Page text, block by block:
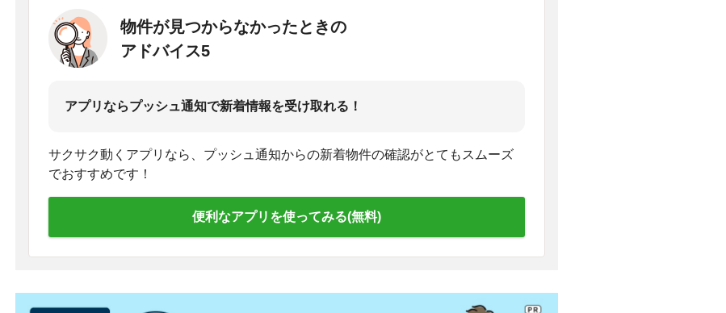
物件が見つからなかったときの
アドバイス5
アプリならプッシュ通知で新着情報を受け取れる！
サクサク動くアプリなら、プッシュ通知からの新着物件の確認がとてもスムーズ
でおすすめです！
便利なアプリを使ってみる(無料)